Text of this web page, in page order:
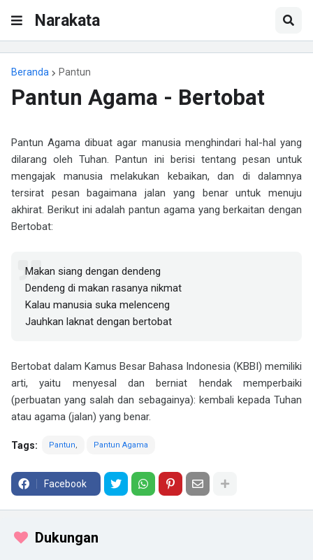
Narakata
Beranda Pantun
Pantun Agama - Bertobat
Pantun Agama dibuat agar manusia menghindari hal-hal yang
dilarang oleh Tuhan. Pantun ini berisi tentang pesan untuk
mengajak manusia melakukan kebaikan, dan di dalamnya
tersirat pesan bagaimana jalan yang benar untuk menuju
akhirat. Berikut ini adalah pantun agama yang berkaitan dengan
Bertobat:
Makan siang dengan dendeng
Dendeng di makan rasanya nikmat
Kalau manusia suka melenceng
Jauhkan laknat dengan bertobat
Bertobat dalam Kamus Besar Bahasa Indonesia (KBBI) memiliki
arti, yaitu menyesal dan berniat hendak memperbaiki
(perbuatan yang salah dan sebagainya): kembali kepada Tuhan
atau agama (jalan) yang benar.
Tags: Pantun Pantun Agama
Facebook
Dukungan